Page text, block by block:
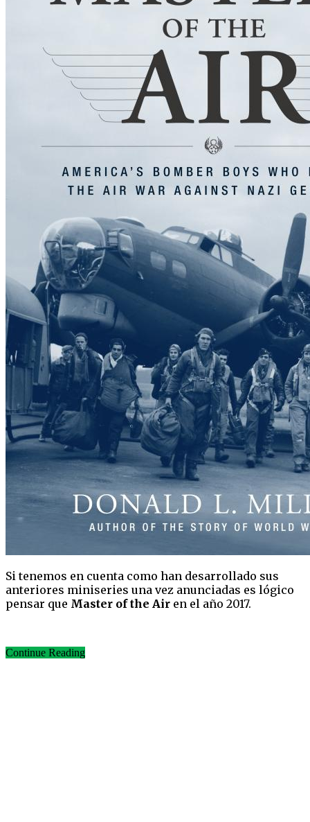
Si tenemos en cuenta como han desarrollado sus
anteriores miniseries una vez anunciadas es lógico
pensar que Master of the Air en el año 2017.
Continue Reading